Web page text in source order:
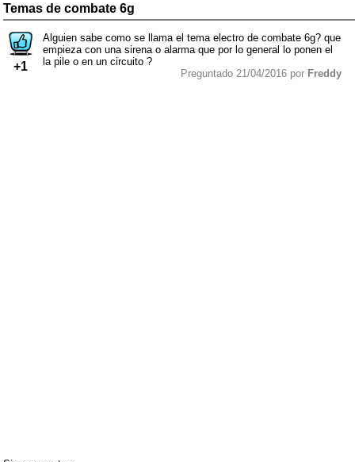
Temas de combate 6g
+1
Alguien sabe como se llama el tema electro de combate 6g? que
empieza con una sirena o alarma que por lo general lo ponen el
la pile o en un circuito ?
Preguntado 21/04/2016 por Freddy